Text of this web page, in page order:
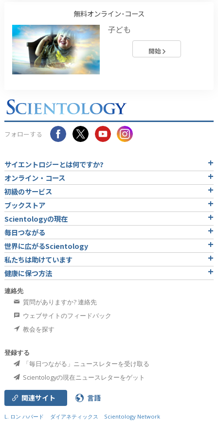
無料オンライン･コース
子ども
開始
フォローする
サイエントロジーとは何ですか?
オンライン・コース
初級のサービス
ブックストア
Scientologyの現在
毎日つながる
世界に広がるScientology
私たちは助けています
健康に保つ方法
連絡先
質問がありますか? 連絡先
ウェブサイトのフィードバック
教会を探す
登録する
「毎日つながる」ニュースレターを受け取る
Scientologyの現在ニュースレターをゲット
関連サイト 言語
L. ロン ハバード ダイアネティックス Scientology Network